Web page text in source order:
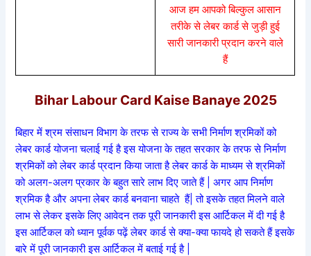
आज हम आपको बिल्कुल आसान
तरीके से लेबर कार्ड से जुड़ी हुई
सारी जानकारी प्रदान करने वाले
हैं
Bihar Labour Card Kaise Banaye 2025
बिहार में श्रम संसाधन विभाग के तरफ से राज्य के सभी निर्माण श्रमिकों को
लेबर कार्ड योजना चलाई गई है इस योजना के तहत सरकार के तरफ से निर्माण
श्रमिकों को लेबर कार्ड प्रदान किया जाता है लेबर कार्ड के माध्यम से श्रमिकों
को अलग-अलग प्रकार के बहुत सारे लाभ दिए जाते हैं | अगर आप निर्माण
श्रमिक है और अपना लेबर कार्ड बनवाना चाहते हैं| तो इसके तहत मिलने वाले
लाभ से लेकर इसके लिए आवेदन तक पूरी जानकारी इस आर्टिकल में दी गई है
इस आर्टिकल को ध्यान पूर्वक पढ़ें लेबर कार्ड से क्या-क्या फायदे हो सकते हैं इसके
बारे में पूरी जानकारी इस आर्टिकल में बताई गई है |